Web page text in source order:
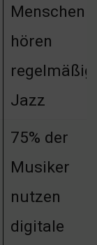
Menschen
hören
regelmäßig
Jazz
75% der
Musiker
nutzen
digitale